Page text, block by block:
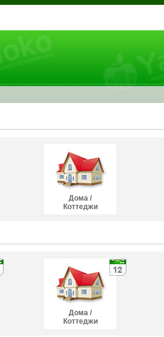
Дома /
Коттеджи
Дома /
Коттеджи